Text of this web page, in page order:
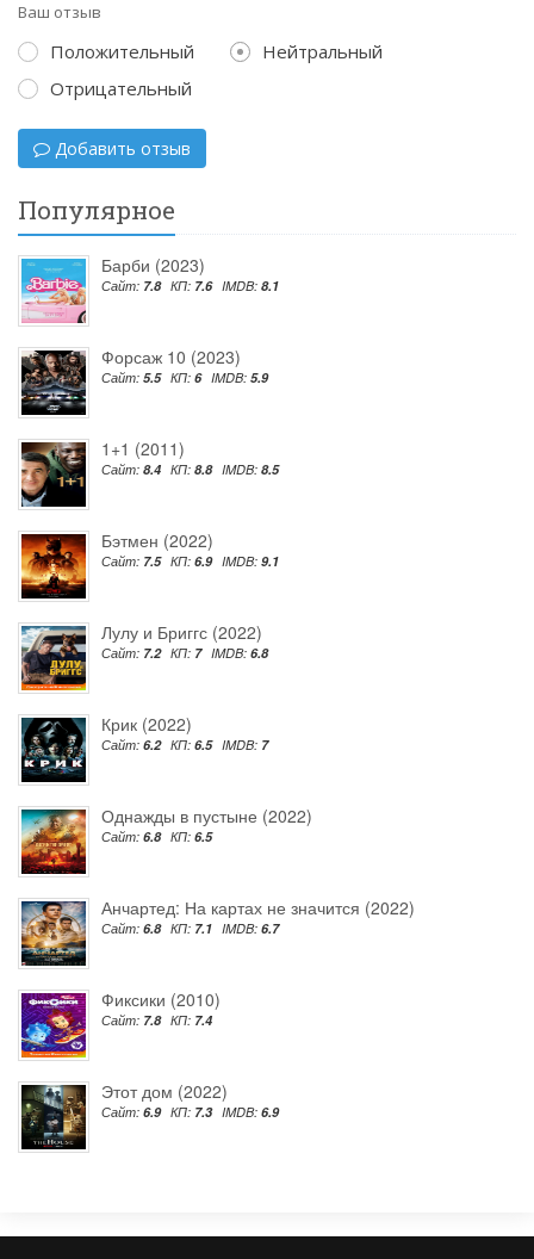
Ваш отзыв
Положительный
Нейтральный
Отрицательный
Добавить отзыв
Популярное
Барби (2023)
Сайт: 7.8 КП: 7.6 IMDB: 8.1
Форсаж 10 (2023)
Сайт: 5.5 КП: 6 IMDB: 5.9
1+1 (2011)
Сайт: 8.4 КП: 8.8 IMDB: 8.5
Бэтмен (2022)
Сайт: 7.5 КП: 6.9 IMDB: 9.1
Лулу и Бриггс (2022)
Сайт: 7.2 КП: 7 IMDB: 6.8
Крик (2022)
Сайт: 6.2 КП: 6.5 IMDB: 7
Однажды в пустыне (2022)
Сайт: 6.8 КП: 6.5
Анчартед: На картах не значится (2022)
Сайт: 6.8 КП: 7.1 IMDB: 6.7
Фиксики (2010)
Сайт: 7.8 КП: 7.4
Этот дом (2022)
Сайт: 6.9 КП: 7.3 IMDB: 6.9